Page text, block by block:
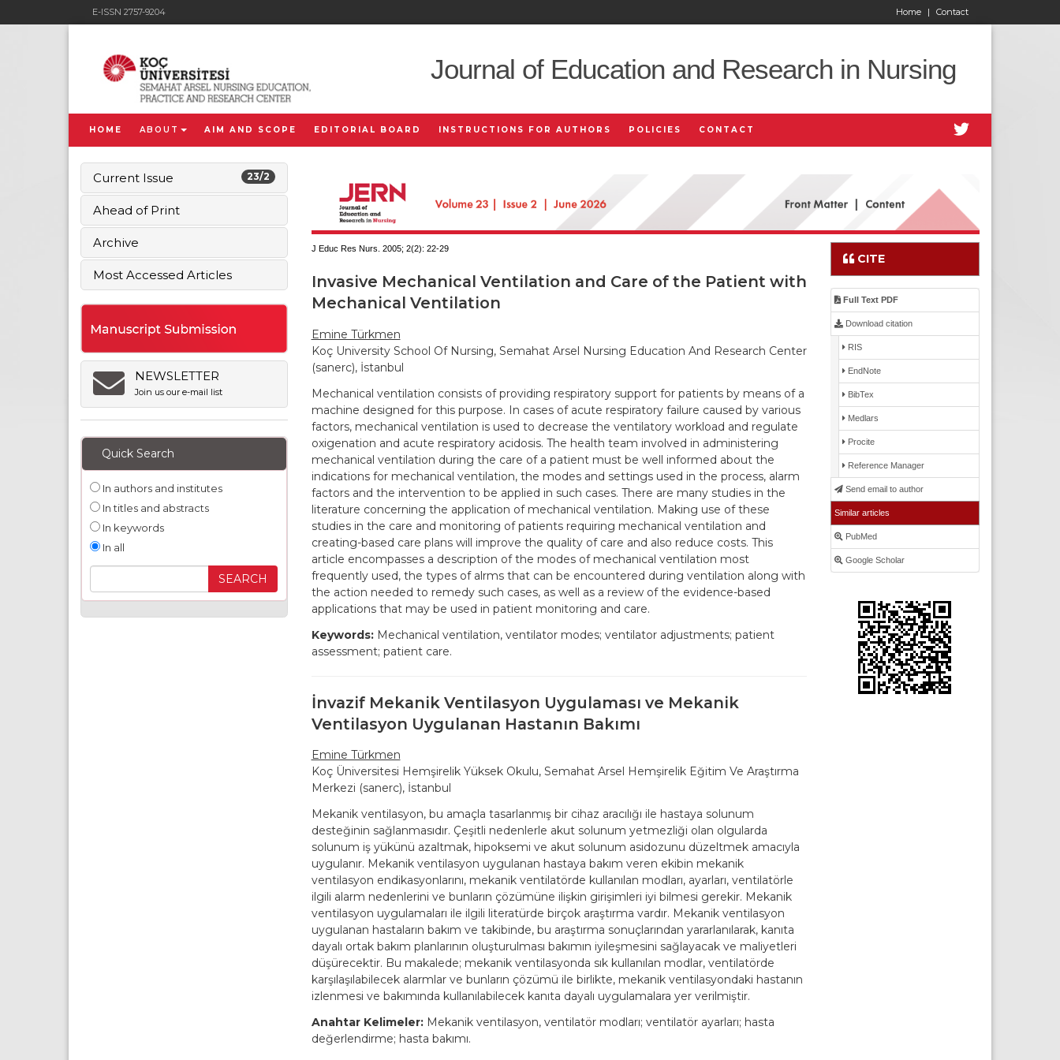
E-ISSN 2757-9204 Contact
Home |
Journal of Education and Research in Nursing
HOME ABOUT AIM AND SCOPE EDITORIAL BOARD INSTRUCTIONS FOR AUTHORS POLICIES CONTACT
23/2
Current Issue
Ahead of Print
Archive
Most Accessed Articles
NEWSLETTER
Join us our e-mail list
Quick Search
In authors and institutes
In titles and abstracts
In keywords
In all
J Educ Res Nurs. 2005; 2(2): 22-29
Invasive Mechanical Ventilation and Care of the Patient with
Mechanical Ventilation
Emine Türkmen
Koç University School Of Nursing, Semahat Arsel Nursing Education And Research Center
(sanerc), İstanbul
Mechanical ventilation consists of providing respiratory support for patients by means of a
machine designed for this purpose. In cases of acute respiratory failure caused by various
factors, mechanical ventilation is used to decrease the ventilatory workload and regulate
oxigenation and acute respiratory acidosis. The health team involved in administering
mechanical ventilation during the care of a patient must be well informed about the
indications for mechanical ventilation, the modes and settings used in the process, alarm
factors and the intervention to be applied in such cases. There are many studies in the
literature concerning the application of mechanical ventilation. Making use of these
studies in the care and monitoring of patients requiring mechanical ventilation and
creating-based care plans will improve the quality of care and also reduce costs. This
article encompasses a description of the modes of mechanical ventilation most
frequently used, the types of alrms that can be encountered during ventilation along with
the action needed to remedy such cases, as well as a review of the evidence-based
applications that may be used in patient monitoring and care.
Keywords:Mechanical ventilation, ventilator modes; ventilator adjustments; patient
assessment; patient care.
İnvazif Mekanik Ventilasyon Uygulaması ve Mekanik
Ventilasyon Uygulanan Hastanın Bakımı
Emine Türkmen
Koç Üniversitesi Hemşirelik Yüksek Okulu, Semahat Arsel Hemşirelik Eğitim Ve Araştırma
Merkezi (sanerc), İstanbul
Mekanik ventilasyon, bu amaçla tasarlanmış bir cihaz aracılığı ile hastaya solunum
desteğinin sağlanmasıdır. Çeşitli nedenlerle akut solunum yetmezliği olan olgularda
solunum iş yükünü azaltmak, hipoksemi ve akut solunum asidozunu düzeltmek amacıyla
uygulanır. Mekanik ventilasyon uygulanan hastaya bakım veren ekibin mekanik
ventilasyon endikasyonlarını, mekanik ventilatörde kullanılan modları, ayarları, ventilatörle
ilgili alarm nedenlerini ve bunların çözümüne ilişkin girişimleri iyi bilmesi gerekir. Mekanik
ventilasyon uygulamaları ile ilgili literatürde birçok araştırma vardır. Mekanik ventilasyon
uygulanan hastaların bakım ve takibinde, bu araştırma sonuçlarından yararlanılarak, kanıta
dayalı ortak bakım planlarının oluşturulması bakımın iyileşmesini sağlayacak ve maliyetleri
düşürecektir. Bu makalede; mekanik ventilasyonda sık kullanılan modlar, ventilatörde
karşılaşılabilecek alarmlar ve bunların çözümü ile birlikte, mekanik ventilasyondaki hastanın
izlenmesi ve bakımında kullanılabilecek kanıta dayalı uygulamalara yer verilmiştir.
Anahtar Kelimeler:Mekanik ventilasyon, ventilatör modları; ventilatör ayarları; hasta
değerlendirme; hasta bakımı.
CITE
Full Text PDF
Download citation
RIS
EndNote
BibTex
Medlars
Procite
Reference Manager
Send email to author
Similar articles
PubMed
Google Scholar